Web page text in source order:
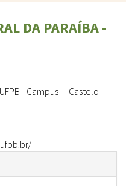
DA PARAÍBA -
- Campus I- Castelo